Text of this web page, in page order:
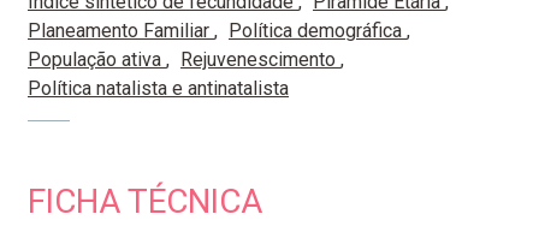
Planeamento Familiar
Política demográfica
População ativa
Rejuvenescimento
Política natalista e antinatalista
FICHA TÉCNICA